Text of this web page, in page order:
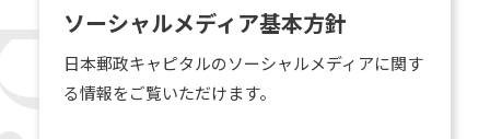
ソーシャルメディア基本方針
日本郵政キャピタルのソーシャルメディアに関す
る情報をご覧いただけます。